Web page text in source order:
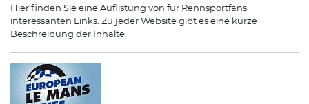
Hier finden Sie eine Auflistung von für Rennsportfans
interessanten Links. Zu jeder Website gibt es eine kurze
Beschreibung der Inhalte.